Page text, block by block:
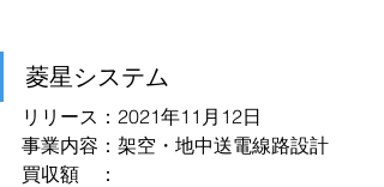
菱星システム
リリース：2021年11月12日
事業内容：架空・地中送電線路設計
買収額　：